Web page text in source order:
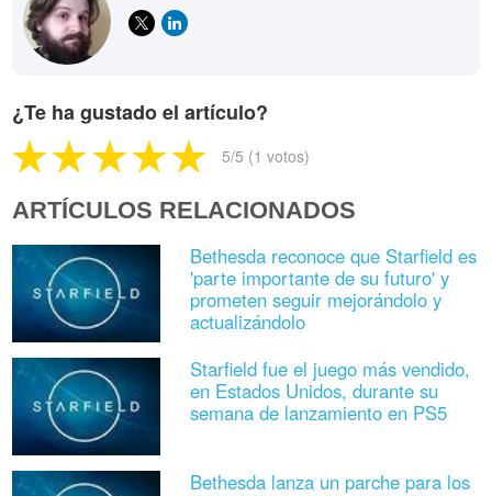
¿Te ha gustado el artículo?
5/5 (1 votos)
ARTÍCULOS RELACIONADOS
Bethesda reconoce que Starfield es
'parte importante de su futuro' y
prometen seguir mejorándolo y
actualizándolo
Starfield fue el juego más vendido,
en Estados Unidos, durante su
semana de lanzamiento en PS5
Bethesda lanza un parche para los